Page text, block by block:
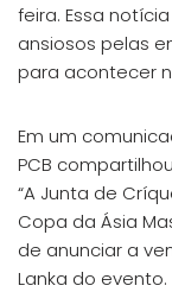
feira. Essa
ansiosos pelas
para acontecer
Em um
PCB
“A Junta de
Copa da Ásia
de anunciar a
Lanka do